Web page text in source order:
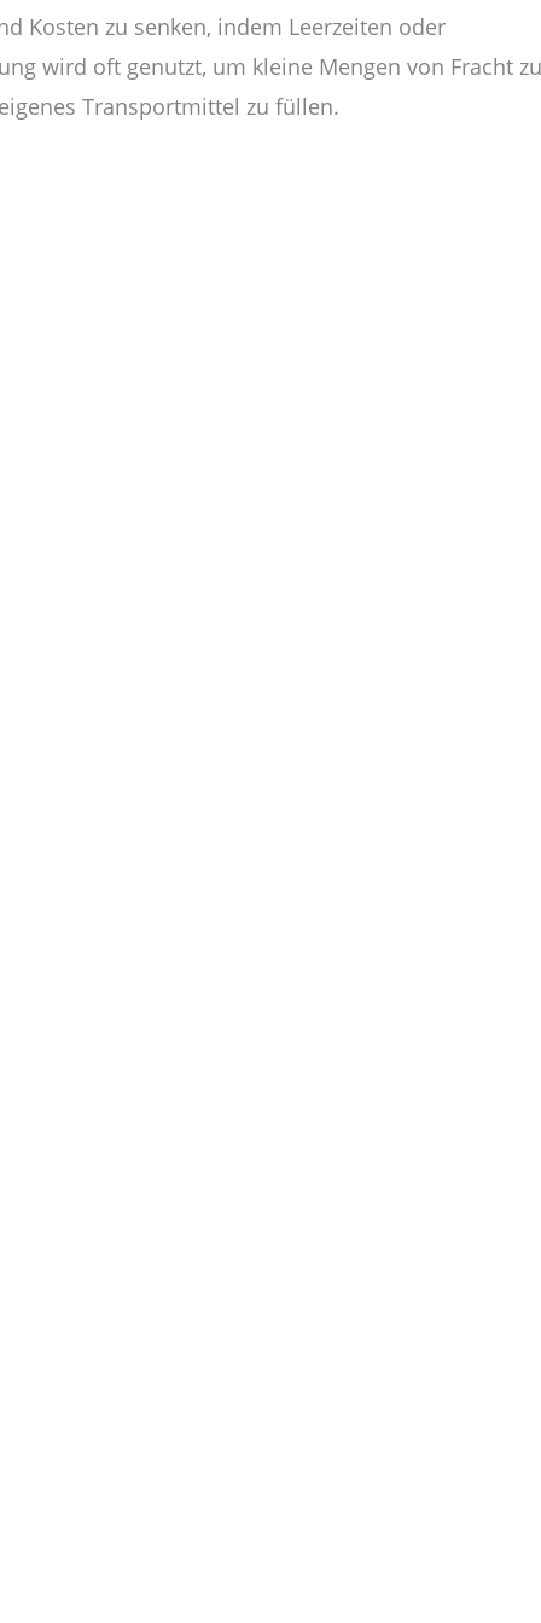
Kosten zu senken, indem Leerzeiten oder
wird oft genutzt, um kleine Mengen von Fracht zu
Transportmittel zu füllen.